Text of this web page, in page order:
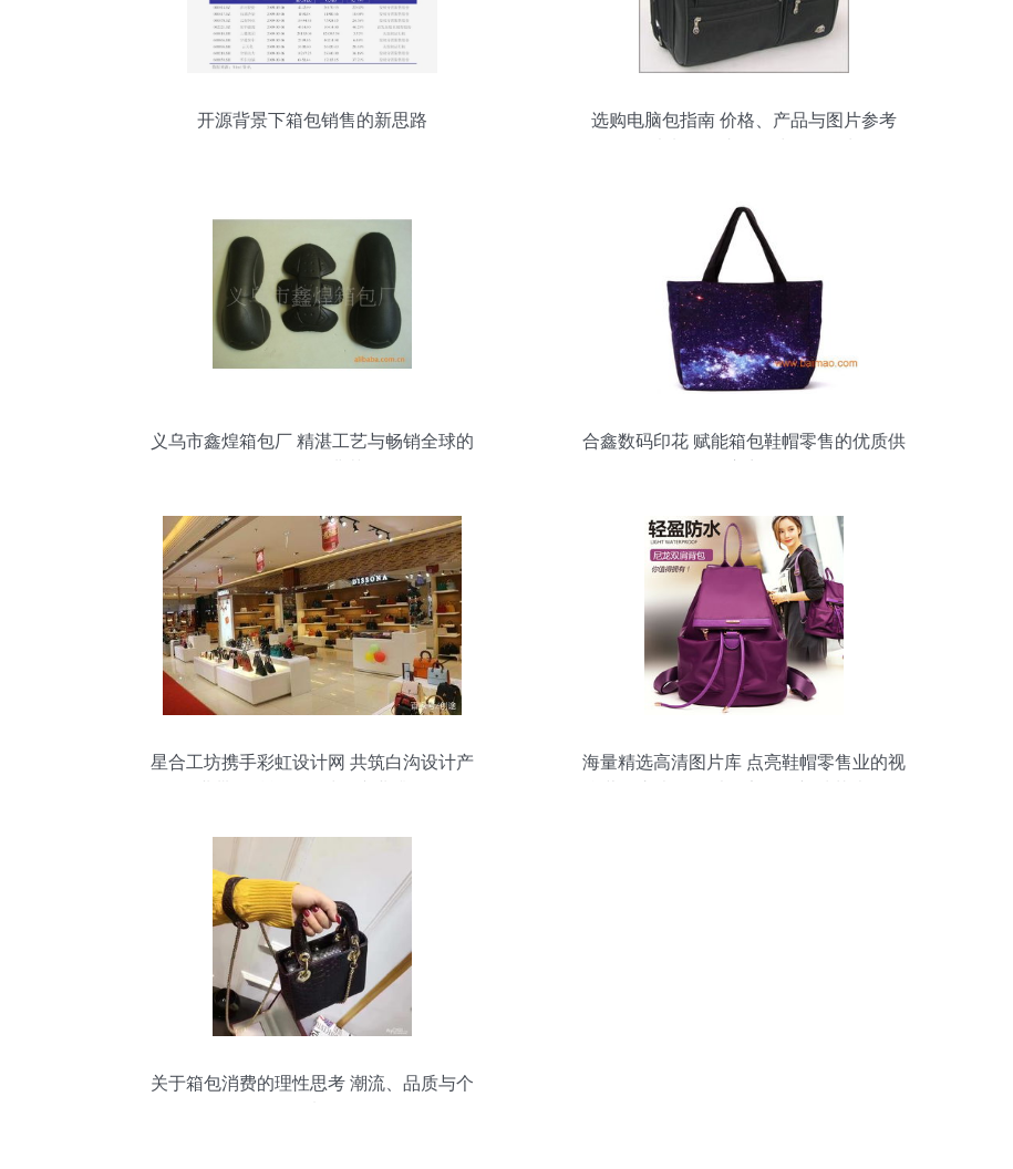
开源背景下箱包销售的新思路
选购电脑包指南 价格、产品与图片参考
义乌市鑫煌箱包厂 精湛工艺与畅销全球的
合鑫数码印花 赋能箱包鞋帽零售的优质供
星合工坊携手彩虹设计网 共筑白沟设计产
海量精选高清图片库 点亮鞋帽零售业的视
关于箱包消费的理性思考 潮流、品质与个